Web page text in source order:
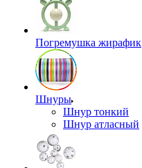
Погремушка жирафик
Шнуры
Шнур тонкий
Шнур атласный